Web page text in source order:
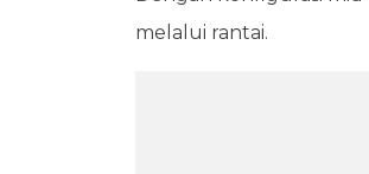
melalui rantai.